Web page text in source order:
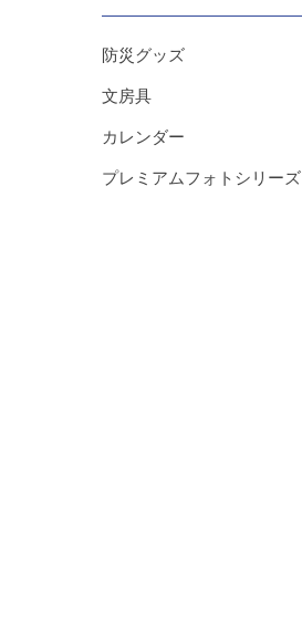
防災グッズ
文房具
カレンダー
プレミアムフォトシリーズ